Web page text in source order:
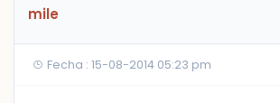
mile
Fecha : 15-08-2014 05:23 pm